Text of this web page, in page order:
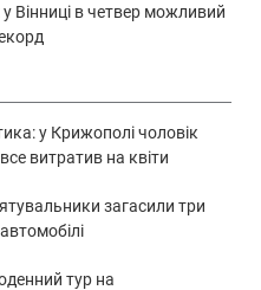
Вінниці в четвер можливий
у Крижополі чоловік
витратив на квіти
загасили три
тур на